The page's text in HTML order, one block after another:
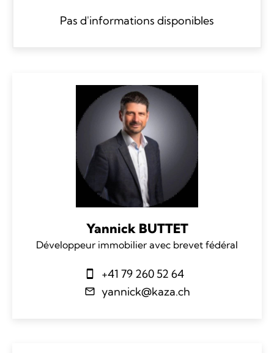
Pas d'informations disponibles
Yannick BUTTET
Développeur immobilier avec brevet fédéral
+41 79 260 52 64
yannick@kaza.ch